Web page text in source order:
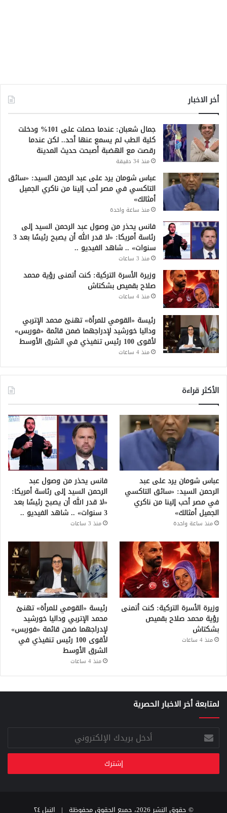
أخر الاخبار
جمال شعبان: عندما حصلت على 101% ودخلت
كلية الطب لم يسمع عنها أحد.. لكن عندما
رقصت مع الهضبة أصبحت حديث المدينة
منذ 34 دقيقة
عباس شومان يرد على عبد الرحمن السيد: «سائق
التاكسي في مصر أحب إلينا من ناكري الجميل
أمثالك»
منذ ساعة واحدة
فانس يحذر من وصول عبد الرحمن السيد إلى
رئاسة أمريكا: «لا قدر الله أن يصبح رئيسًا بعد 3
سنوات» .. شاهد الفيديو ..
منذ 3 ساعات
وزيرة الأسرة التركية: كنت أتمنى رؤية محمد
صلاح بقميص بشكتاش
منذ 4 ساعات
رئيسة «القومي للمرأة» تهنئ محمد الإتربي
وداليا خورشيد لإدراجهما ضمن قائمة «فوربس»
لأقوى 100 رئيس تنفيذي في الشرق الأوسط
منذ 4 ساعات
الأكثر قراءة
عباس شومان يرد على عبد
الرحمن السيد: «سائق التاكسي
في مصر أحب إلينا من ناكري
الجميل أمثالك»
منذ ساعة واحدة
فانس يحذر من وصول عبد
الرحمن السيد إلى رئاسة أمريكا:
«لا قدر الله أن يصبح رئيسًا بعد
3 سنوات» .. شاهد الفيديو ..
منذ 3 ساعات
وزيرة الأسرة التركية: كنت أتمنى
رؤية محمد صلاح بقميص
بشكتاش
منذ 4 ساعات
رئيسة «القومي للمرأة» تهنئ
محمد الإتربي وداليا خورشيد
لإدراجهما ضمن قائمة «فوربس»
لأقوى 100 رئيس تنفيذي في
الشرق الأوسط
منذ 4 ساعات
لمتابعة أخر الاخبار الحصرية
أدخل
بريدك
الإلكتروني
© حقوق النشر 2026، جميع الحقوق محفوظة | النيل ٢٤